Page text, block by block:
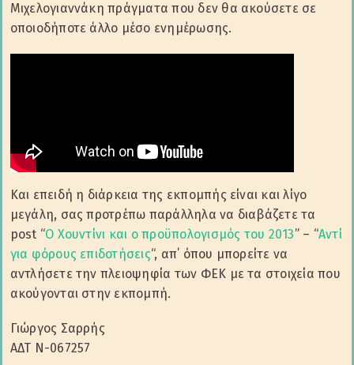
Μιχελογιαννάκη πράγματα που δεν θα ακούσετε σε
οποιοδήποτε άλλο μέσο ενημέρωσης.
Και επειδή η διάρκεια της εκπομπής είναι και λίγο
μεγάλη, σας προτρέπω παράλληλα να διαβάζετε τα
post “Ο Χουντίνι και ο προϋπολογισμός του 2013” – “Αντί
για φόρους επιδοτήσεις“, απ΄ όπου μπορείτε να
αντλήσετε την πλειοψηφία των ΦΕΚ με τα στοιχεία που
ακούγονται στην εκπομπή.
Γιώργος Σαρρής
ΑΔΤ Ν-067257